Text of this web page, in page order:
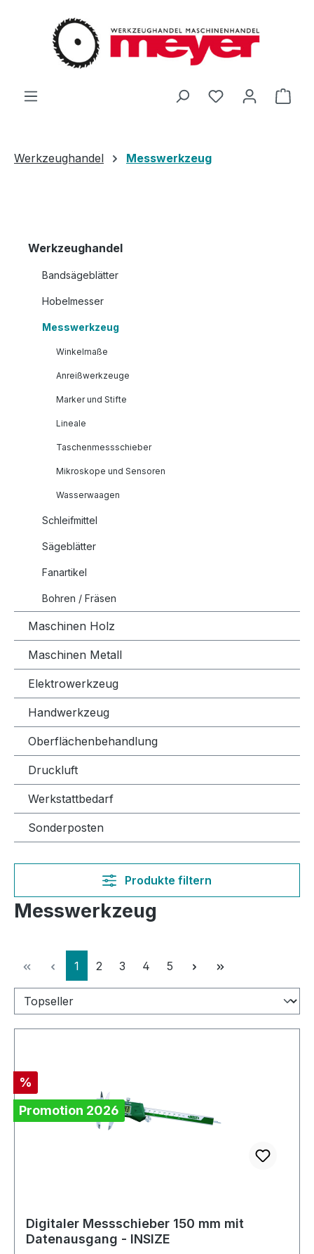
Zum Hauptinhalt springen
Du hast 0
Werkzeughandel Messwerkzeug
Werkzeughandel
Bandsägeblätter
Hobelmesser
Messwerkzeug
Winkelmaße
Anreißwerkzeuge
Marker und Stifte
Lineale
Taschenmessschieber
Mikroskope und Sensoren
Wasserwaagen
Schleifmittel
Sägeblätter
Fanartikel
Bohren / Fräsen
Maschinen Holz
Maschinen Metall
Elektrowerkzeug
Handwerkzeug
Oberflächenbehandlung
Druckluft
Werkstattbedarf
Sonderposten
Produkte filtern
Messwerkzeug
Seite
1 Seite
2 Seite
3 Seite
4 Seite
5
Rabatt
%
Promotion 2026
Digitaler Messschieber 150 mm mit
Datenausgang - INSIZE